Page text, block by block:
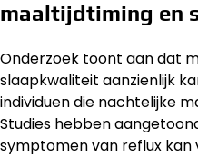
maaltijdtiming en
Onderzoek toont aan dat
slaapkwaliteit aanzienlijk
individuen die nachtelijke
Studies hebben
symptomen van reflux